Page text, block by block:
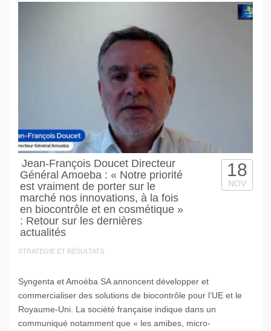
Jean-François Doucet Directeur
Général Amoeba : « Notre priorité
est vraiment de porter sur le
marché nos innovations, à la fois
en biocontrôle et en cosmétique »
: Retour sur les dernières
actualités
STRATEGIE ET RÉSULTATS
18
NOV
Syngenta et Amoéba SA annoncent développer et
commercialiser des solutions de biocontrôle pour l’UE et le
Royaume-Uni. La société française indique dans un
communiqué notamment que « les amibes, micro-